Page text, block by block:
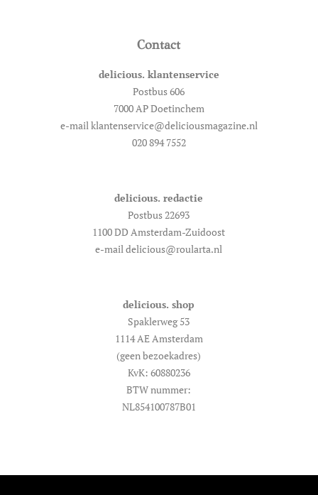
Contact
delicious. klantenservice
Postbus 606
7000 AP Doetinchem
e-mail klantenservice@deliciousmagazine.nl
020 894 7552
delicious. redactie
Postbus 22693
1100 DD Amsterdam-Zuidoost
e-mail delicious@roularta.nl
delicious. shop
Spaklerweg 53
1114 AE Amsterdam
(geen bezoekadres)
KvK: 60880236
BTW nummer:
NL854100787B01